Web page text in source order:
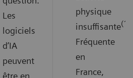
Les
logiciels
d’IA
peuvent
physique
insuffisante(1)
Fréquente
en
France,